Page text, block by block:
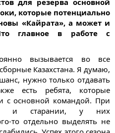
для резерва основной
которые потенциально
«Кайрата», а может и
главное в работе с
вызывается во все
Казахстана. Я думаю,
нужно только отдавать
есть ребята, которые
с основной командой. При
и старании, у них
то отдельно выделять не